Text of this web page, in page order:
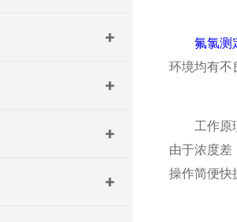
氟氯测
环境均有不
工作原理
由于浓度差
操作简便快